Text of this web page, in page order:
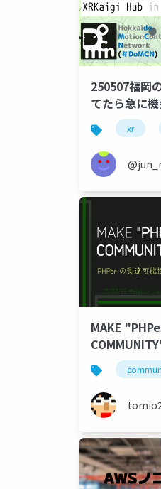
250507福岡
てたら急に
XRKaigi Hub
xr
MAKE